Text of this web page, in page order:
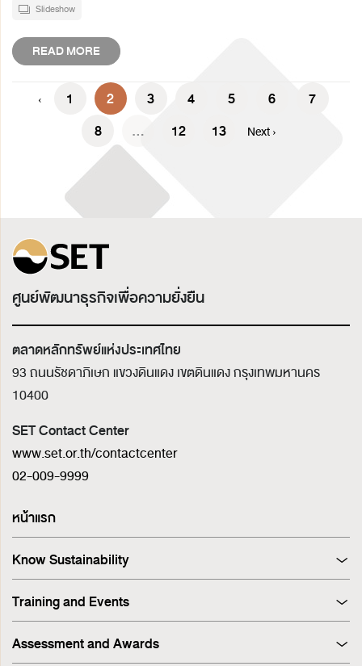
Slideshow
READ MORE
‹ 1 2 3 4 5 6
7
8
... 12 13 Next ›
ศูนย์พัฒนาธุรกิจเพื่อความยั่งยืน
ตลาดหลักทรัพย์แห่งประเทศไทย
93 ถนนรัชดาภิเษก แขวงดินแดง เขตดินแดงกรุงเทพมหานคร
10400
SET Contact Center
www.set.or.th/contactcenter
02-009-9999
หน้าแรก
Know Sustainability
Sustainability at A Glance
Principles and Guidelines
Corporate Governance
Sustainability Management Process
Training and Events
Training
Events
Assessment and Awards